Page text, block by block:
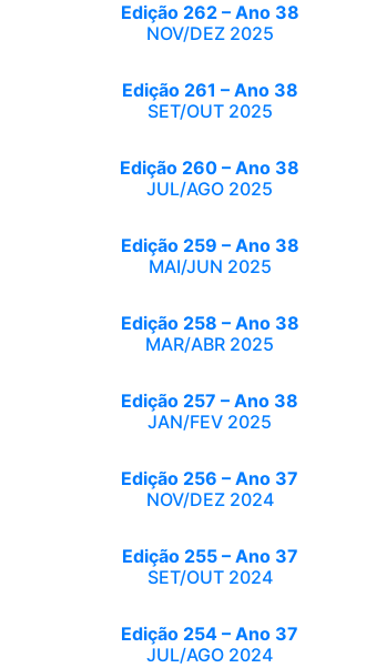
Edição 262 – Ano 38
NOV/DEZ 2025
Edição 261 – Ano 38
SET/OUT 2025
Edição 260 – Ano 38
JUL/AGO 2025
Edição 259 – Ano 38
MAI/JUN 2025
Edição 258 – Ano 38
MAR/ABR 2025
Edição 257 – Ano 38
JAN/FEV 2025
Edição 256 – Ano 37
NOV/DEZ 2024
Edição 255 – Ano 37
SET/OUT 2024
Edição 254 – Ano 37
JUL/AGO 2024